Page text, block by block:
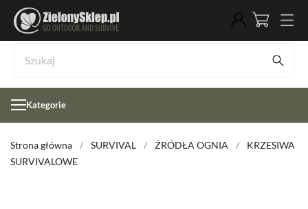
Kategorie
Strona główna SURVIVAL ŹRÓDŁA OGNIA
KRZESIWA
SURVIVALOWE